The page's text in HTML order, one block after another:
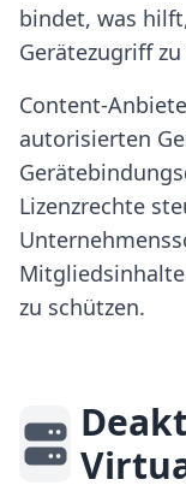
bindet, was
Gerätezugriff
Content-
autorisierten
Lizenzrechte
zu schützen.